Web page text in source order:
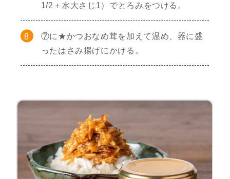
1/2＋水大さじ1）でとろみをつける。
⑦に★かつおなめ茸を加えて温め、器に盛
ったはさみ揚げにかける。